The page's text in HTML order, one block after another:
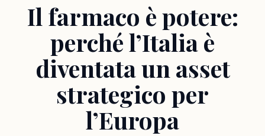
Il farmaco è potere:
perché l’Italia è
diventata un asset
strategico per
l’Europa